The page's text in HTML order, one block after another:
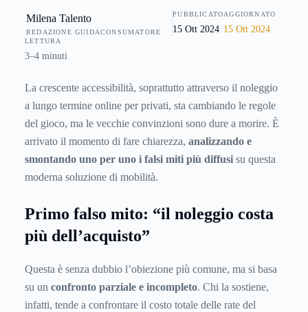
crescente popolarità, questa formula è ancora circondata da
una serie di dubbi e false credenze, un'eredità del passato
che spesso impedisce di valutarne i reali e concreti
Milena Talento
REDAZIONE GUIDACONSUMATORE
PUBBLICATO
15 Ott 2024
AGGIORNATO
15 Ott 2024
LETTURA
3–4 minuti
La crescente accessibilità, soprattutto attraverso il noleggio
a lungo termine online per privati, sta cambiando le regole
del gioco, ma le vecchie convinzioni sono dure a morire. È
arrivato il momento di fare chiarezza, analizzando e
smontando uno per uno i falsi miti più diffusi su questa
moderna soluzione di mobilità.
Primo falso mito: “il noleggio costa
più dell’acquisto”
Questa è senza dubbio l’obiezione più comune, ma si basa
su un confronto parziale e incompleto. Chi la sostiene,
infatti, tende a confrontare il costo totale delle rate del